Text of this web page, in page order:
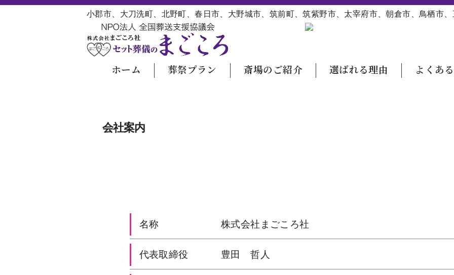
コ
小郡市、大刀洗町、北野町、春日市、大野城市、筑前町、筑紫野市、太宰府市、朝倉市、鳥栖市
ホーム 葬祭プラン 斎場のご紹介 選ばれる理由 よくあ
会社案内
名称 株式会社まごころ社
代表取締役 豊田 哲人